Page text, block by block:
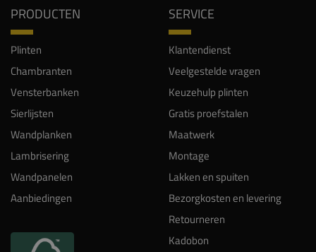
PRODUCTEN
Plinten
Chambranten
Vensterbanken
Sierlijsten
Wandplanken
Lambrisering
Wandpanelen
Aanbiedingen
SERVICE
Klantendienst
Veelgestelde vragen
Keuzehulp plinten
Gratis proefstalen
Maatwerk
Montage
Lakken en spuiten
Bezorgkosten en levering
Retourneren
Kadobon